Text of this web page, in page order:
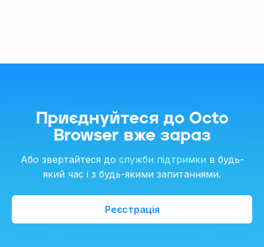
Приєднуйтеся до Octo
Browser вже зараз
Або звертайтеся до служби підтримки в будь-
який час і з будь-якими запитаннями.
Реєстрація